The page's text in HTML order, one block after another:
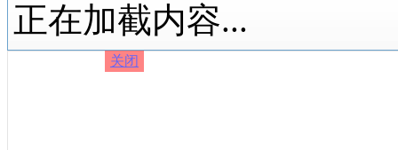
正在加截内容...
关闭